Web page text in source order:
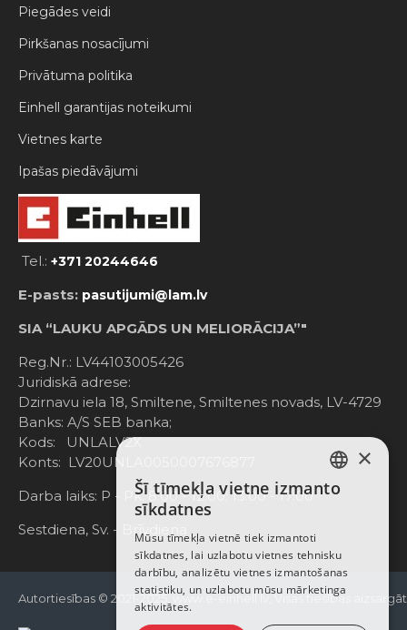
Piegādes veidi
Pirkšanas nosacījumi
Privātuma politika
Einhell garantijas noteikumi
Vietnes karte
Ipašas piedāvājumi
Tel.: +371 20244646
E-pasts: pasutijumi@lam.lv
SIA “LAUKU APGĀDS UN MELIORĀCIJA”"
Reg.Nr.: LV44103005426
Juridiskā adrese:
Dzirnavu iela 18, Smiltene, Smiltenes novads, LV-4729
Banks: A/S SEB banka;
Kods: UNLALV2X
Konts: LV20UNLA0050007676877
Darba laiks: P - Pk. 8:00 - 12:00; 13:00 - 17:00
Sestdiena, Sv. - Brīvdiena
Autortiesības © 2021-2025, www.e-einhell.lv, Visas tiesības
LATVIAN
ENGLISH
×
Šī tīmekļa vietne izmanto
sīkdatnes
Mūsu tīmekļa vietnē tiek izmantoti
sīkdatnes, lai uzlabotu vietnes tehnisku
darbību, analizētu vietnes izmantošanas
statistiku, un uzlabotu mūsu mārketinga
aktivitātes.